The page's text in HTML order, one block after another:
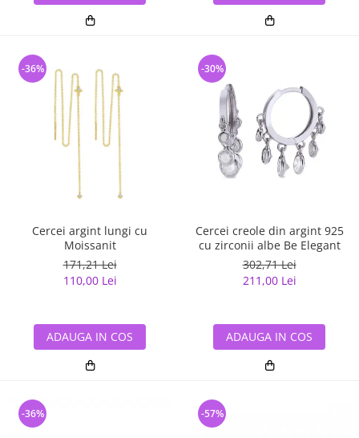
Cercei argint lungi cu
Moissanit
171,21 Lei
110,00 Lei
-36%
ADAUGA IN COS
Cercei creole din argint 925
cu zirconii albe Be Elegant
302,71 Lei
211,00 Lei
-30%
ADAUGA IN COS
-36% -57%